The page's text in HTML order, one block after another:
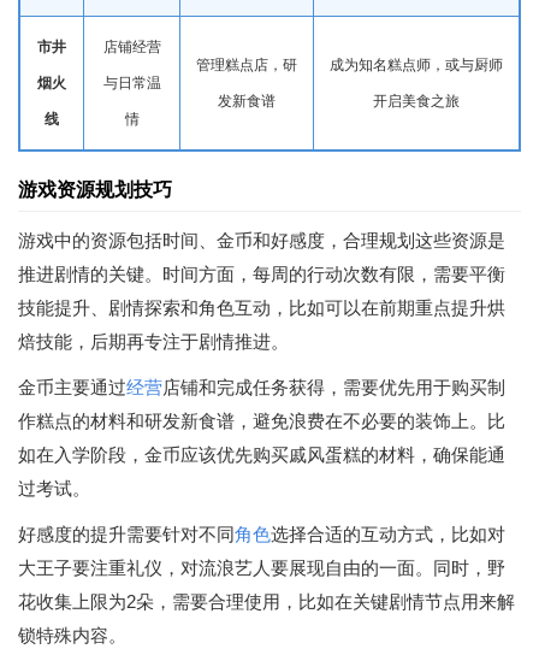
市井
烟火
线
店铺经营
与日常温
情
管理糕点店，研
发新食谱
成为知名糕点师，或与厨师
开启美食之旅
游戏资源规划技巧
游戏中的资源包括时间、金币和好感度，合理规划这些资源是
推进剧情的关键。时间方面，每周的行动次数有限，需要平衡
技能提升、剧情探索和角色互动，比如可以在前期重点提升烘
焙技能，后期再专注于剧情推进。
金币主要通过经营店铺和完成任务获得，需要优先用于购买制
作糕点的材料和研发新食谱，避免浪费在不必要的装饰上。比
如在入学阶段，金币应该优先购买戚风蛋糕的材料，确保能通
过考试。
好感度的提升需要针对不同角色选择合适的互动方式，比如对
大王子要注重礼仪，对流浪艺人要展现自由的一面。同时，野
花收集上限为2朵，需要合理使用，比如在关键剧情节点用来解
锁特殊内容。